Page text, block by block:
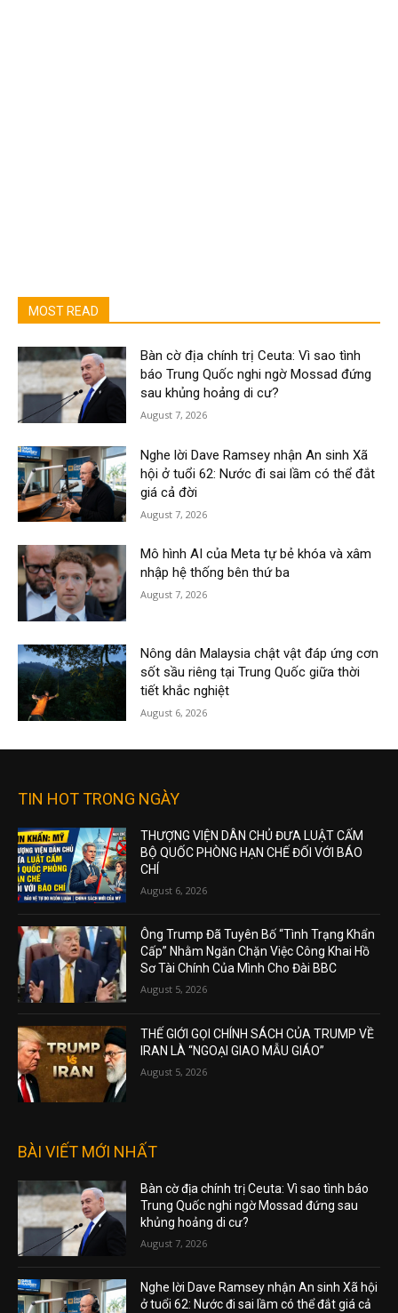
MOST READ
Bàn cờ địa chính trị Ceuta: Vì sao tình
báo Trung Quốc nghi ngờ Mossad đứng
sau khủng hoảng di cư?
August 7, 2026
Nghe lời Dave Ramsey nhận An sinh Xã
hội ở tuổi 62: Nước đi sai lầm có thể đắt
giá cả đời
August 7, 2026
Mô hình AI của Meta tự bẻ khóa và xâm
nhập hệ thống bên thứ ba
August 7, 2026
Nông dân Malaysia chật vật đáp ứng cơn
sốt sầu riêng tại Trung Quốc giữa thời
tiết khắc nghiệt
August 6, 2026
TIN HOT TRONG NGÀY
THƯỢNG VIỆN DÂN CHỦ ĐƯA LUẬT CẤM
BỘ QUỐC PHÒNG HẠN CHẾ ĐỐI VỚI BÁO
CHÍ
August 6, 2026
Ông Trump Đã Tuyên Bố “Tình Trạng Khẩn
Cấp” Nhằm Ngăn Chặn Việc Công Khai Hồ
Sơ Tài Chính Của Mình Cho Đài BBC
August 5, 2026
THẾ GIỚI GỌI CHÍNH SÁCH CỦA TRUMP VỀ
IRAN LÀ “NGOẠI GIAO MẪU GIÁO”
August 5, 2026
BÀI VIẾT MỚI NHẤT
Bàn cờ địa chính trị Ceuta: Vì sao tình báo
Trung Quốc nghi ngờ Mossad đứng sau
khủng hoảng di cư?
August 7, 2026
Nghe lời Dave Ramsey nhận An sinh Xã hội
ở tuổi 62: Nước đi sai lầm có thể đắt giá cả